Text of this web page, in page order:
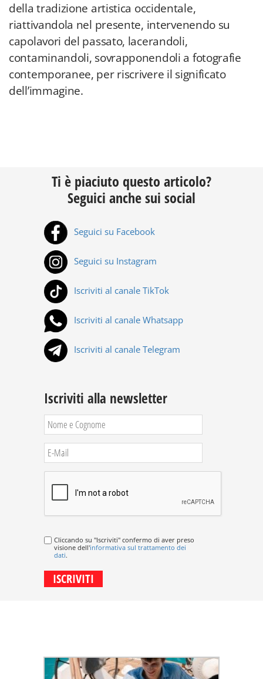
della tradizione artistica occidentale,
riattivandola nel presente, intervenendo su
capolavori del passato, lacerandoli,
contaminandoli, sovrapponendoli a fotografie
contemporanee, per riscrivere il significato
dell’immagine.
Ti è piaciuto questo articolo?
Seguici anche sui social
Seguici su Facebook
Seguici su Instagram
Iscriviti al canale TikTok
Iscriviti al canale Whatsapp
Iscriviti al canale Telegram
Iscriviti alla newsletter
Cliccando su "Iscriviti" confermo di aver preso
visione dell'informativa sul trattamento dei
dati.